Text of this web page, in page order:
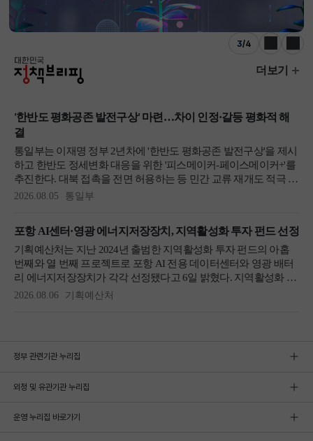
3/4
이전 다음
정부 관련기관 누리집
외청 및 유관기관 누리집
운영 누리집 바로가기